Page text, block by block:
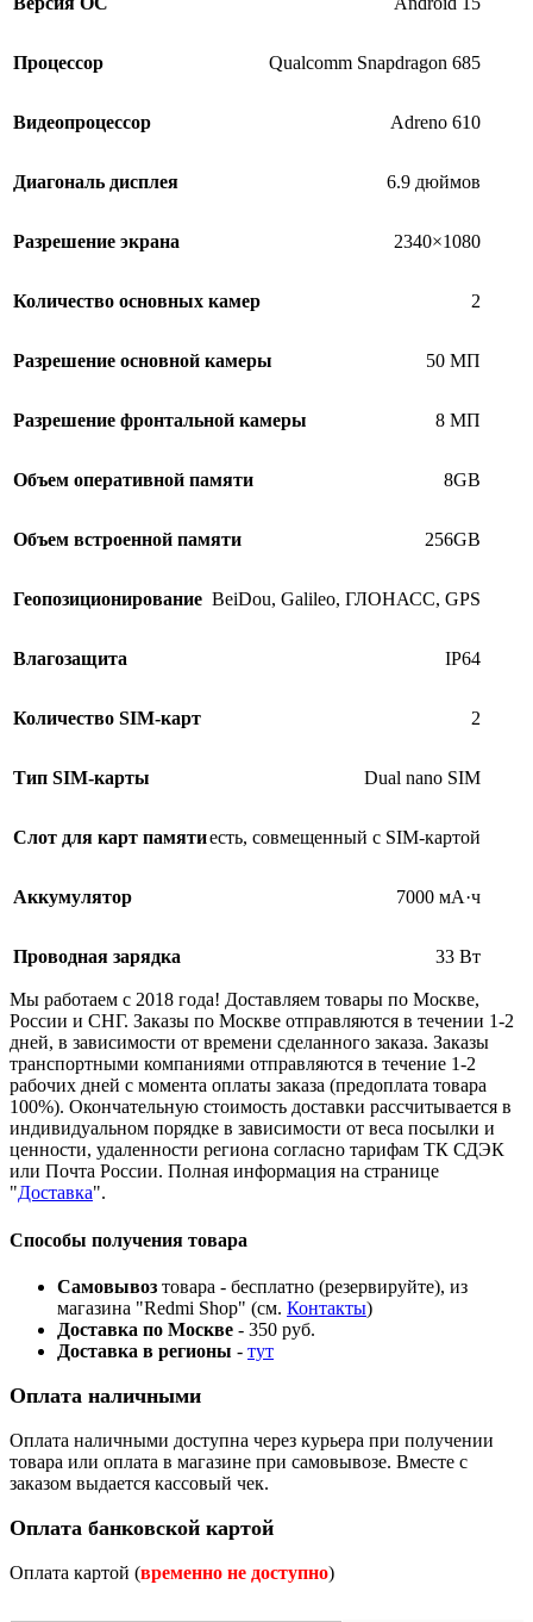
Процессор Qualcomm Snapdragon 685
Видеопроцессор Adreno 610
Диагональ дисплея 6.9 дюймов
Разрешение экрана 2340×1080
Количество основных камер 2
Разрешение основной камеры 50 МП
Разрешение фронтальной камеры 8 МП
Объем оперативной памяти 8GB
Объем встроенной памяти 256GB
Геопозиционирование BeiDou, Galileo, ГЛОНАСС, GPS
Влагозащита IP64
Количество SIM-карт 2
Тип SIM-карты Dual nano SIM
Слот для карт памятиесть, совмещенный с SIM-картой
Аккумулятор 7000 мА·ч
Проводная зарядка 33 Вт
Мы работаем с 2018 года! Доставляем товары по Москве,
России и СНГ. Заказы по Москве отправляются в течении 1-2
дней, в зависимости от времени сделанного заказа. Заказы
транспортными компаниями отправляются в течение 1-2
рабочих дней с момента оплаты заказа (предоплата товара
100%). Окончательную стоимость доставки рассчитывается в
индивидуальном порядке в зависимости от веса посылки и
ценности, удаленности региона согласно тарифам ТК СДЭК
или Почта России. Полная информация на странице
"Доставка".
Способы получения товара
Самовывоз товара - бесплатно (резервируйте), из
магазина "Redmi Shop" (см. Контакты)
Доставка по Москве - 350 руб.
Доставка в регионы - тут
Оплата наличными
Оплата наличными доступна через курьера при получении
товара или оплата в магазине при самовывозе. Вместе с
заказом выдается кассовый чек.
Оплата банковской картой
Оплата картой (временно не доступно)